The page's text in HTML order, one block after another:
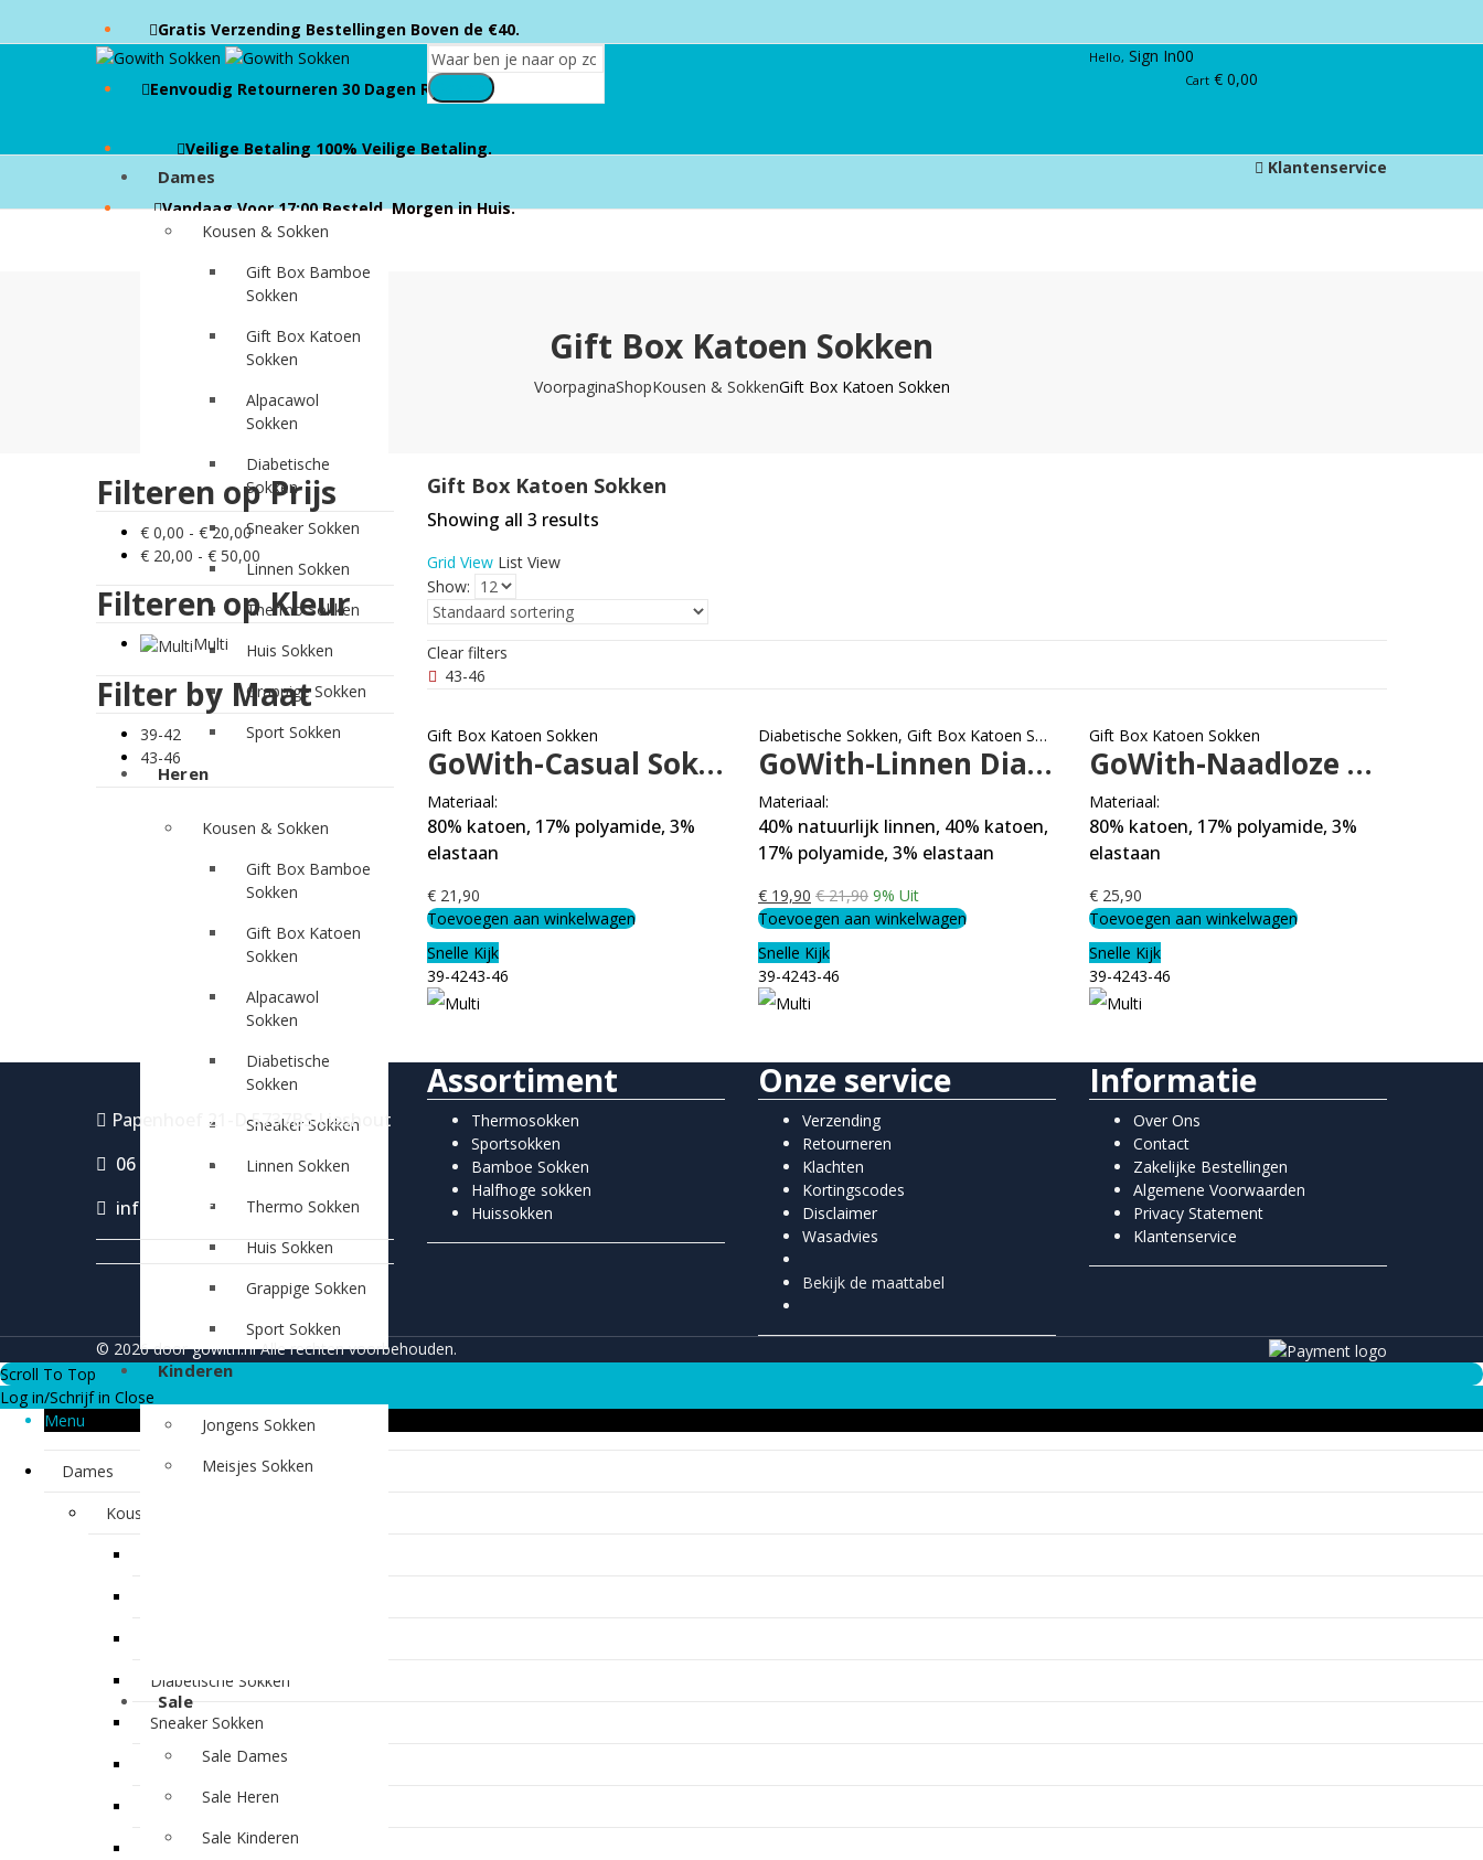
Gratis Verzending Bestellingen Boven de €40.
Eenvoudig Retourneren 30 Dagen Retourbeleid.
Veilige Betaling 100% Veilige Betaling.
Vandaag Voor 17:00 Besteld, Morgen in Huis.
Hello, Sign In00
Cart € 0,00
Dames
Kousen & Sokken
Gift Box Bamboe
Sokken
Gift Box Katoen
Sokken
Alpacawol
Sokken
Diabetische
Sokken
Sneaker Sokken
Linnen Sokken
Thermo Sokken
Huis Sokken
Grappige Sokken
Sport Sokken
Heren
Kousen & Sokken
Gift Box Bamboe
Sokken
Gift Box Katoen
Sokken
Alpacawol
Sokken
Diabetische
Sokken
Sneaker Sokken
Linnen Sokken
Thermo Sokken
Huis Sokken
Grappige Sokken
Sport Sokken
Kinderen
Jongens Sokken
Meisjes Sokken
Sale
Sale Dames
Sale Heren
Sale Kinderen
Klantenservice
Gift Box Katoen Sokken
VoorpaginaShopKousen & SokkenGift Box Katoen Sokken
Gift Box Katoen Sokken
Showing all 3 results
Grid View List View
Show:
Clear filters
43-46
Gift Box Katoen Sokken
GoWith-Casual Sokken-6 paar
Materiaal:
80% katoen, 17% polyamide, 3%
elastaan
€ 21,90
Toevoegen aan winkelwagen
Snelle Kijk
39-4243-46
Diabetische Sokken, Gift Box Katoen Sokken Linnen Sokken
GoWith-Linnen Diabetische Sokken-5 paar
Materiaal:
40% natuurlijk linnen, 40% katoen,
17% polyamide, 3% elastaan
€19,90 €21,90 9% Uit
Toevoegen aan winkelwagen
Snelle Kijk
39-4243-46
Gift Box Katoen Sokken
GoWith-Naadloze Kleurrijke Sokken-6 paar
Materiaal:
80% katoen, 17% polyamide, 3%
elastaan
€25,90
Toevoegen aan winkelwagen
Snelle Kijk
39-4243-46
Filteren op Prijs
€ 0,00 - €20,00
€ 20,00 - € 50,00
Filteren op Kleur
Multi
Filter by Maat
39-42
43-46
Papenhoef 21-D 5737BS Lieshout
06 28 31 41 94
info@gowith.nl
Assortiment
Thermosokken
Sportsokken
Bamboe Sokken
Halfhoge sokken
Huissokken
Onze service
Verzending
Retourneren
Klachten
Kortingscodes
Disclaimer
Wasadvies
Bekijk de maattabel
Informatie
Over Ons
Contact
Zakelijke Bestellingen
Algemene Voorwaarden
Privacy Statement
Klantenservice
© 2026 doorgowith.nlAlle rechten voorbehouden.
Scroll To Top
Log in/Schrijf in Close
Menu
Dames
Kousen & Sokken
Diabetische Sokken
Sneaker Sokken
Linnen Sokken
Thermo Sokken
Huis Sokken